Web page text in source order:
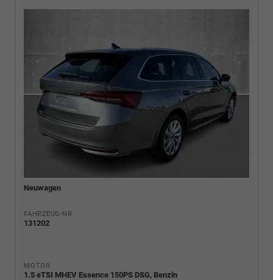
Neuwagen
FAHRZEUG-NR.
131202
MOTOR
1.5 eTSI MHEV Essence 150PS DSG, Benzin